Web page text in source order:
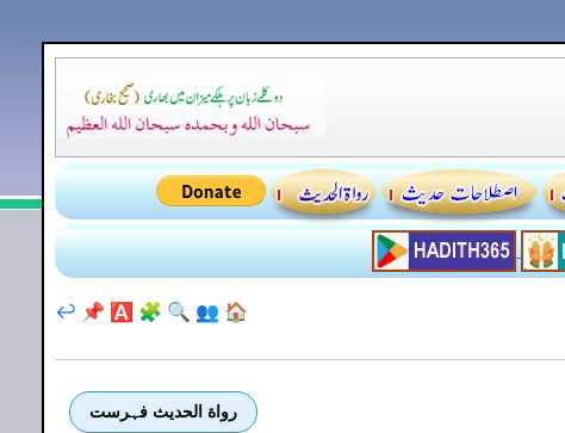
🏠
👥
🔍
🧩
🅰️
📌
↩️
رواة الحديث فہرست